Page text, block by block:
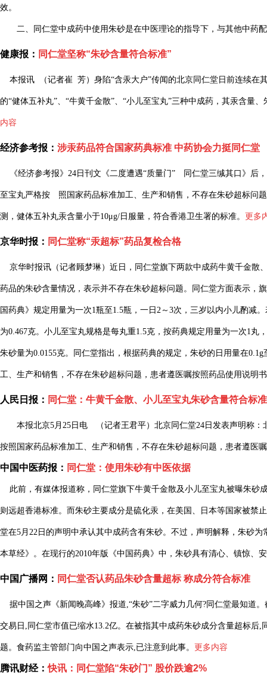
效。
二、同仁堂中成药中使用朱砂是在中医理论的指导下，与其他中药
健康报： 同仁堂坚称“朱砂含量符合标准”
本报讯 （记者崔 芳）身陷“含汞大户”传闻的北京同仁堂日前连续在
的“健体五补丸”、“牛黄千金散”、“小儿至宝丸”三种中成药，其汞含量
内容
经济参考报： 涉汞药品符合国家药典标准 中药协会力挺同仁堂
《经济参考报》24日刊文《二度遭遇“质量门” 同仁堂三缄其口》后
至宝丸严格按 照国家药品标准加工、生产和销售，不存在朱砂超标问
测，健体五补丸汞含量小于10μg/日服量，符合香港卫生署的标准。 更多
京华时报： 同仁堂称“汞超标”药品复检合格
京华时报讯（记者顾梦琳）近日，同仁堂旗下两款中成药牛黄千金散
药品的朱砂含量情况，表示并不存在朱砂超标问题。同仁堂方面表示，
国药典》规定用量为一次1瓶至1.5瓶，一日2～3次，三岁以内小儿酌减
为0.467克。小儿至宝丸规格是每丸重1.5克，按药典规定用量为一次1丸
朱砂量为0.0155克。同仁堂指出，根据药典的规定，朱砂的日用量在
工、生产和销售，不存在朱砂超标问题，患者遵医嘱按照药品使用说明
人民日报： 同仁堂：牛黄千金散、小儿至宝丸朱砂含量符合标准
本报北京5月25日电 （记者王君平）北京同仁堂24日发表声明称：
按照国家药品标准加工、生产和销售，不存在朱砂超标问题，患者遵医
中国中医药报： 同仁堂：使用朱砂有中医依据
此前，有媒体报道称，同仁堂旗下牛黄千金散及小儿至宝丸被曝朱砂
则远超香港标准。而朱砂主要成分是硫化汞，在美国、日本等国家被禁
堂在5月22日的声明中承认其中成药含有朱砂。不过，声明解释，朱砂
本草经》。在现行的2010年版《中国药典》中，朱砂具有清心、镇惊、
中国广播网： 同仁堂否认药品朱砂含量超标 称成分符合标准
据中国之声《新闻晚高峰》报道,“朱砂”二字威力几何?同仁堂最知道
交易日,同仁堂市值已缩水13.2亿。在被指其中成药朱砂成分含量超标后
题。食药监主管部门向中国之声表示,已注意到此事。 更多内容
腾讯财经：快讯：同仁堂陷“朱砂门” 股价跌逾2%